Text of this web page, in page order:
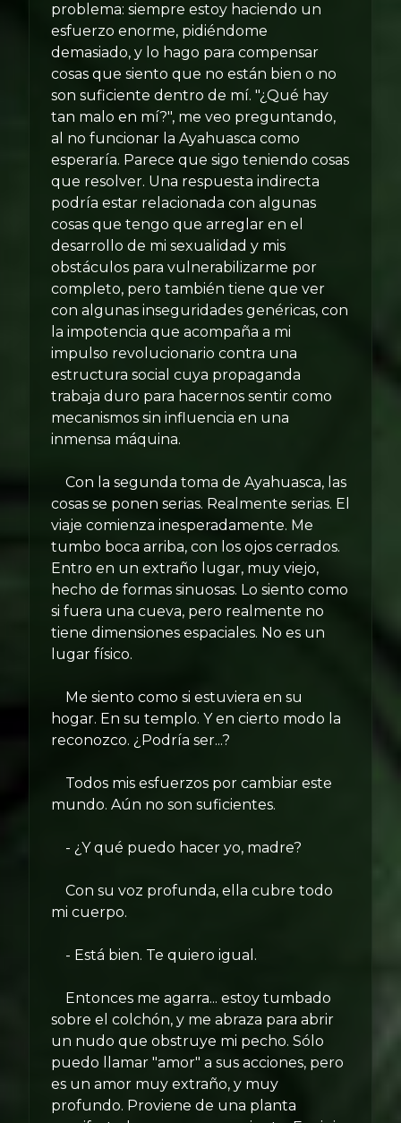
problema: siempre estoy haciendo un
esfuerzo enorme, pidiéndome
demasiado, y lo hago para compensar
cosas que siento que no están bien o no
son suficiente dentro de mí. "¿Qué hay
tan malo en mí?", me veo preguntando,
al no funcionar la Ayahuasca como
esperaría. Parece que sigo teniendo cosas
que resolver. Una respuesta indirecta
podría estar relacionada con algunas
cosas que tengo que arreglar en el
desarrollo de mi sexualidad y mis
obstáculos para vulnerabilizarme por
completo, pero también tiene que ver
con algunas inseguridades genéricas, con
la impotencia que acompaña a mi
impulso revolucionario contra una
estructura social cuya propaganda
trabaja duro para hacernos sentir como
mecanismos sin influencia en una
inmensa máquina.
Con la segunda toma de Ayahuasca, las
cosas se ponen serias. Realmente serias. El
viaje comienza inesperadamente. Me
tumbo boca arriba, con los ojos cerrados.
Entro en un extraño lugar, muy viejo,
hecho de formas sinuosas. Lo siento como
si fuera una cueva, pero realmente no
tiene dimensiones espaciales. No es un
lugar físico.
Me siento como si estuviera en su
hogar. En su templo. Y en cierto modo la
reconozco. ¿Podría ser...?
Todos mis esfuerzos por cambiar este
mundo. Aún no son suficientes.
- ¿Y qué puedo hacer yo, madre?
Con su voz profunda, ella cubre todo
mi cuerpo.
- Está bien. Te quiero igual.
Entonces me agarra... estoy tumbado
sobre el colchón, y me abraza para abrir
un nudo que obstruye mi pecho. Sólo
puedo llamar "amor" a sus acciones, pero
es un amor muy extraño, y muy
profundo. Proviene de una planta